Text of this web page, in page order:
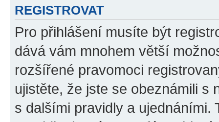
REGISTROVAT
Pro přihlášení musíte být
dává vám mnohem větší
rozšířené pravomoci
ujistěte, že jste se obeznámili s
s dalšími pravidly a ujednáními.